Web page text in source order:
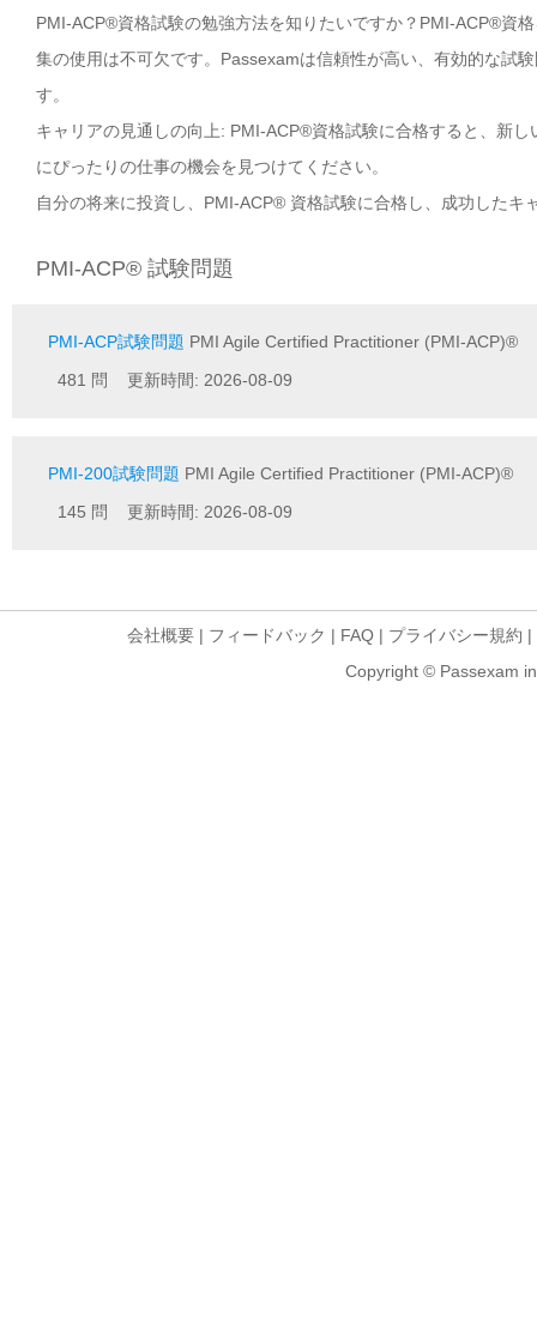
PMI-ACP®資格試験の勉強方法を知りたいですか？PMI-ACP®資
集の使用は不可欠です。Passexamは信頼性が高い、有効的な試
す。
キャリアの見通しの向上: PMI-ACP®資格試験に合格すると、新
にぴったりの仕事の機会を見つけてください。
自分の将来に投資し、PMI-ACP® 資格試験に合格し、成功したキ
PMI-ACP® 試験問題
PMI-ACP試験問題 PMI Agile Certified Practitioner (PMI-ACP)®
481 問 更新時間: 2026-08-09
PMI-200試験問題 PMI Agile Certified Practitioner (PMI-ACP)®
145 問 更新時間: 2026-08-09
会社概要 | フィードバック | FAQ | プライバシー規約 |
Copyright © Passexam